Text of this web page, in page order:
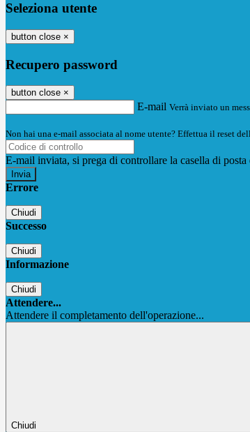
Seleziona utente
button close ×
Recupero password
button close ×
E-mail Verrà inviato un
Non hai una e-mail associata al nome utente? Effettua il reset
E-mail inviata, si prega di controllare la casella di posta
Errore
Chiudi
Successo
Chiudi
Informazione
Chiudi
Attendere...
Attendere il completamento dell'operazione...
Chiudi